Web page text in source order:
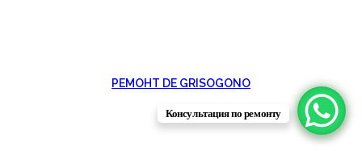
РЕМОНТ DE GRISOGONO
Консультация по ремонту